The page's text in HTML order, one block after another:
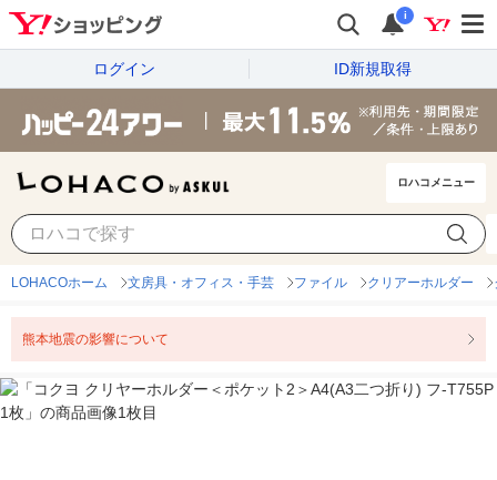
i
ログイン ID新規取得
ロハコメニュー
LOHACOホーム 文房具・オフィス・手芸 ファイル クリアーホルダー
熊本地震の影響について